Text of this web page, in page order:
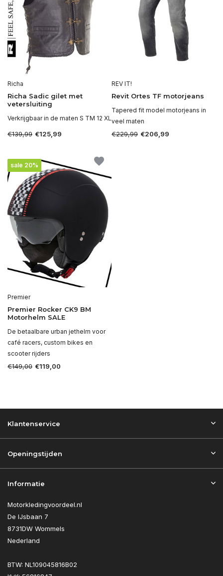
Richa
Richa Sadic gilet met
vetersluiting
Verkrijgbaar in de maten S TM 12 XL
€139,99 €125,99
REV IT!
Revit Ortes TF motorjeans
Tapered fit model motorjeans in
veel maten
€229,99 €206,99
sale 20%
Premier
Premier Rocker CK9 BM
Motorhelm SALE
De betaalbare urban jethelm voor
café racers, custom bikes en
scooter rijders
€149,00 €119,00
Klantenservice
Openingstijden
Informatie
Motorkledingvoordeel.nl
De IJsbaan 7
8731DW Wommels
Nederland
BTW: NL109045816B02